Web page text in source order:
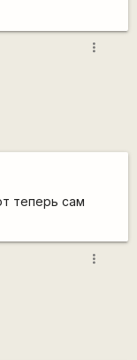
more_vert
теперь сам
more_vert